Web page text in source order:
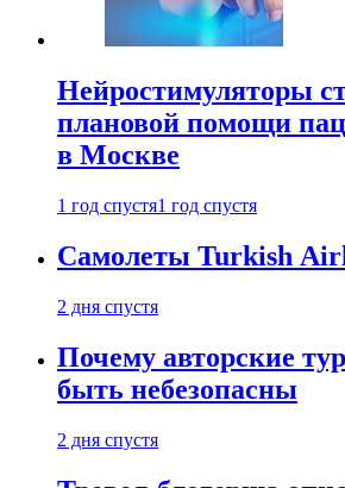
Нейростимуляторы
плановой помощи
в Москве
1 год спустя1 год спустя
Самолеты Turkish
2 дня спустя
Почему авторские
быть небезопасны
2 дня спустя